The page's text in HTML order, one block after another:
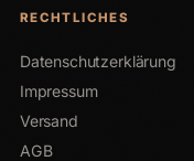
RECHTLICHES
Datenschutzerklärung
Impressum
Versand
AGB